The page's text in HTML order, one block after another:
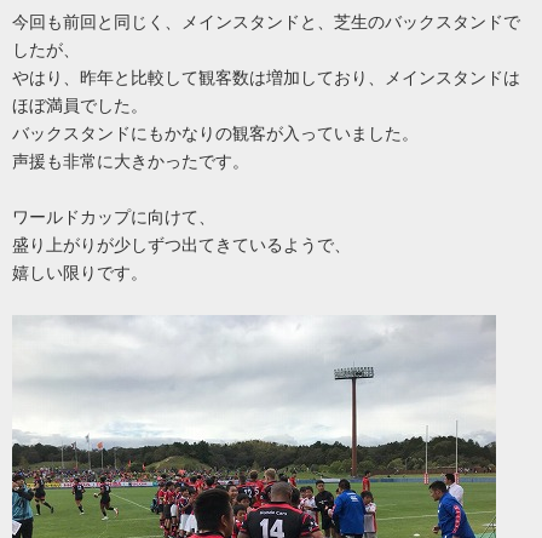
今回も前回と同じく、メインスタンドと、芝生のバックスタンドで
したが、
やはり、昨年と比較して観客数は増加しており、メインスタンドは
ほぼ満員でした。
バックスタンドにもかなりの観客が入っていました。
声援も非常に大きかったです。
ワールドカップに向けて、
盛り上がりが少しずつ出てきているようで、
嬉しい限りです。